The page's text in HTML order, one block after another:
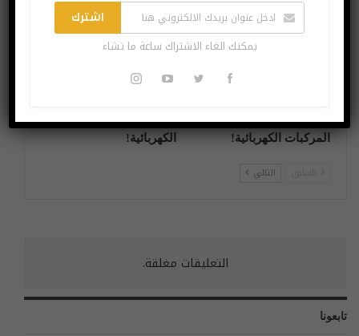
آخر الاخبار
Honda وSony تتحدان لبناء
المركبات الكهربائية!
آخر الاخبار
BMW توسّع امبراطوريتها
الكهربائية!
التالي
التعليقات مغلقة.
تابعونا
اشترك
يمكنك الغاء الاشتراك ساعة ما تشاء